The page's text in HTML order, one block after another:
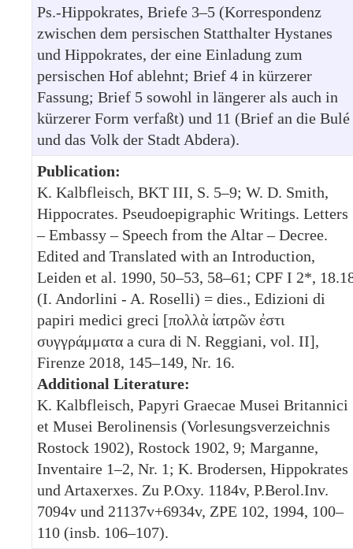
Ps.-Hippokrates, Briefe 3–5 (Korrespondenz
zwischen dem persischen Statthalter Hystanes
und Hippokrates, der eine Einladung zum
persischen Hof ablehnt; Brief 4 in kürzerer
Fassung; Brief 5 sowohl in längerer als auch in
kürzerer Form verfaßt) und 11 (Brief an die Bulé
und das Volk der Stadt Abdera).
Publication:
K. Kalbfleisch, BKT III, S. 5–9; W. D. Smith,
Hippocrates. Pseudoepigraphic Writings. Letters
– Embassy – Speech from the Altar – Decree.
Edited and Translated with an Introduction,
Leiden et al. 1990, 50–53, 58–61; CPF I 2*,
(I. Andorlini - A. Roselli) = dies., Edizioni di
papiri medici greci [πολλὰ ἰατρῶν ἐστι
συγγράμματα a cura di N. Reggiani, vol. II],
Firenze 2018, 145–149, Nr. 16.
Additional Literature:
K. Kalbfleisch, Papyri Graecae Musei Britannici
et Musei Berolinensis (Vorlesungsverzeichnis
Rostock 1902), Rostock 1902, 9; Marganne,
Inventaire 1–2, Nr. 1; K. Brodersen, Hippokrates
und Artaxerxes. Zu P.Oxy. 1184v, P.Berol.Inv.
7094v und 21137v+6934v, ZPE 102, 1994, 100–
110 (insb. 106–107).